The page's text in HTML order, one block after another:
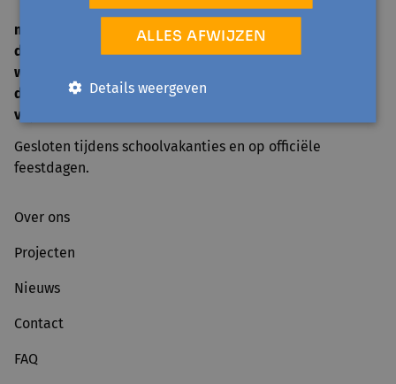
ma
di
9 u. - 12 u. | 14 u. - 16 u.
woe
do
9 u. - 12 u. | 14 u. - 16 u.
vrij
Gesloten tijdens schoolvakanties en op officiële
feestdagen.
Over ons
Projecten
Nieuws
Contact
FAQ
ALLES AFWIJZEN
Details weergeven